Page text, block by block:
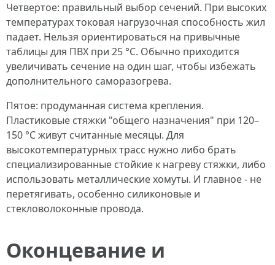
Четвертое: правильный выбор сечений. При высоких
температурах токовая нагрузочная способность жил
падает. Нельзя ориентироваться на привычные
таблицы для ПВХ при 25 °C. Обычно приходится
увеличивать сечение на один шаг, чтобы избежать
дополнительного саморазогрева.
Пятое: продуманная система крепления.
Пластиковые стяжки "общего назначения" при 120–
150 °C живут считанные месяцы. Для
высокотемпературных трасс нужно либо брать
специализированные стойкие к нагреву стяжки, либо
использовать металлические хомуты. И главное - не
перетягивать, особенно силиконовые и
стекловолоконные провода.
Оконцевание и